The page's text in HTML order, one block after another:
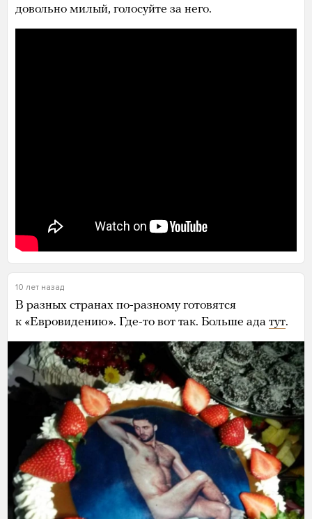
довольно милый, голосуйте за него.
10 лет назад
В разных странах по-разному готовятся
к «Евровидению». Где-то вот так. Больше ада тут.